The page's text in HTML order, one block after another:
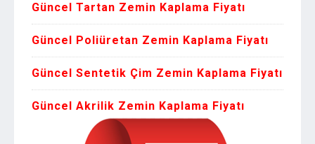
Güncel Tartan Zemin Kaplama Fiyatı
Güncel Poliüretan Zemin Kaplama Fiyatı
Güncel Sentetik Çim Zemin Kaplama Fiyatı
Güncel Akrilik Zemin Kaplama Fiyatı